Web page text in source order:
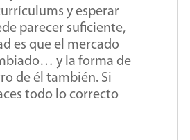
y esperar
parecer suficiente,
es que el mercado
y la forma de
de él también. Si
todo lo correcto